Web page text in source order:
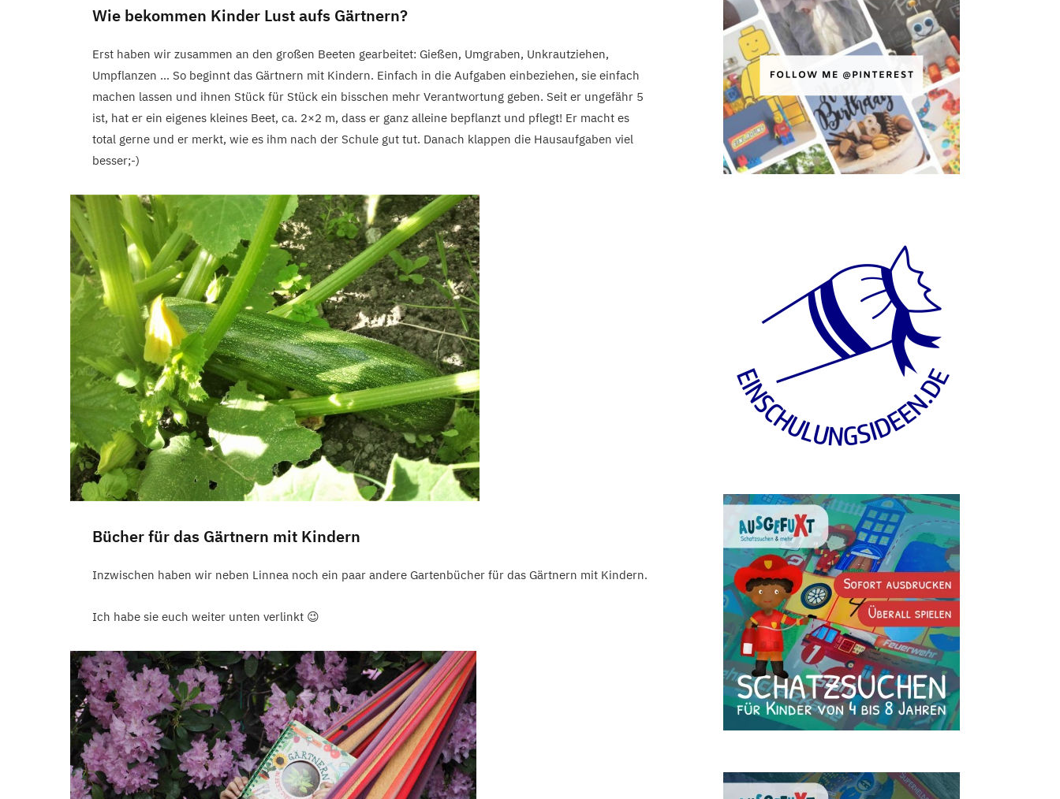
Wie bekommen Kinder Lust aufs Gärtnern?
Erst haben wir zusammen an den großen Beeten gearbeitet: Gießen, Umgraben, Unkrautziehen,
Umpflanzen … So beginnt das Gärtnern mit Kindern. Einfach in die Aufgaben einbeziehen, sie einfach
machen lassen und ihnen Stück für Stück ein bisschen mehr Verantwortung geben. Seit er ungefähr 5
ist, hat er ein eigenes kleines Beet, ca. 2×2 m, dass er ganz alleine bepflanzt und pflegt! Er macht es
total gerne und er merkt, wie es ihm nach der Schule gut tut. Danach klappen die Hausaufgaben viel
besser;-)
Bücher für das Gärtnern mit Kindern
Inzwischen haben wir neben Linnea noch ein paar andere Gartenbücher für das Gärtnern mit Kindern.
Ich habe sie euch weiter unten verlinkt 😉